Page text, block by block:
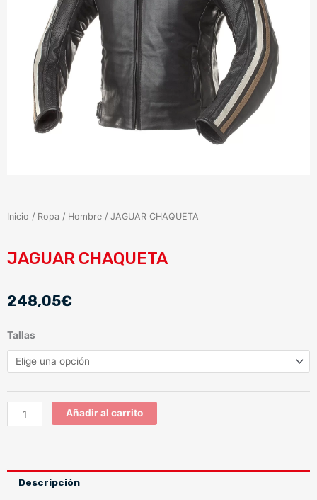
Inicio / Ropa / Hombre / JAGUAR CHAQUETA
JAGUAR CHAQUETA
248,05€
Tallas
JAGUAR
CHAQUETA
cantidad
Añadir al carrito
Descripción